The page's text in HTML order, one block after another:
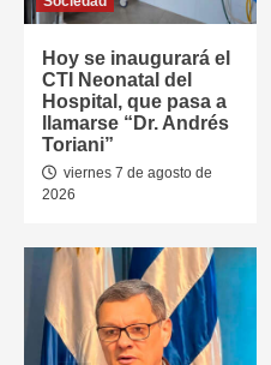
Hoy se inaugurará el
CTI Neonatal del
Hospital, que pasa a
llamarse “Dr. Andrés
Toriani”
viernes 7 de agosto de
2026